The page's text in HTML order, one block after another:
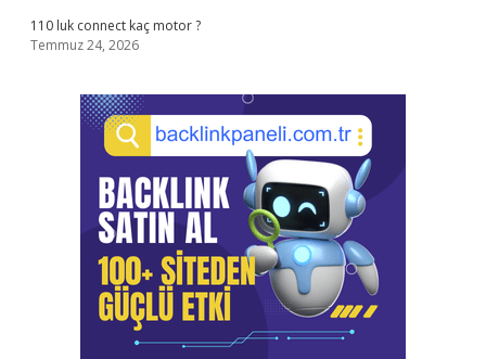
110 luk connect kaç motor ?
Temmuz 24, 2026